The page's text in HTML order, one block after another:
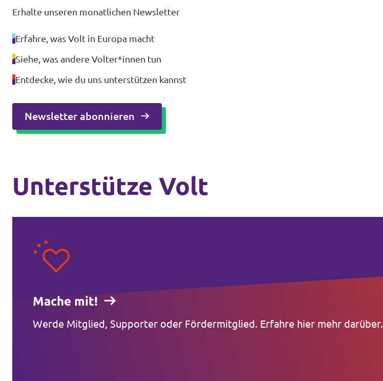
Erhalte unseren monatlichen Newsletter
Erfahre, was Volt in Europa macht
Siehe, was andere Volter*innen tun
Entdecke, wie du uns unterstützen kannst
Newsletter abonnieren
Unterstütze Volt
Mache mit!
Werde Mitglied, Supporter oder Fördermitglied. Erfahre hier mehr darüber.